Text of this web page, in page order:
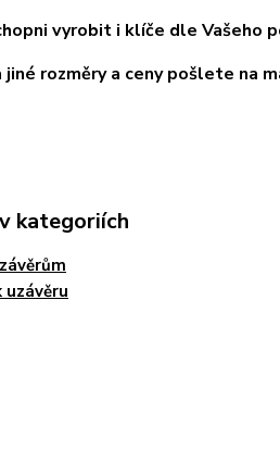
vyrobit i klíče dle Vašeho
rozměry a ceny pošlete na
kategoriích
uzávěru